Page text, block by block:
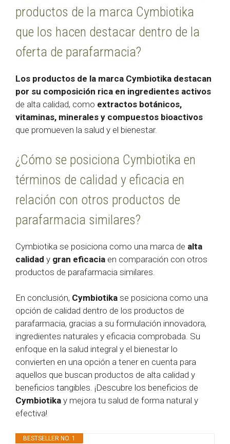
productos de la marca Cymbiotika
que los hacen destacar dentro de la
oferta de parafarmacia?
Los productos de la marca Cymbiotika destacan
por su composición rica en ingredientes activos
de alta calidad, como extractos botánicos,
vitaminas, minerales y compuestos bioactivos
que promueven la salud y el bienestar.
¿Cómo se posiciona Cymbiotika en
términos de calidad y eficacia en
relación con otros productos de
parafarmacia similares?
Cymbiotika se posiciona como una marca de alta
calidad y gran eficacia en comparación con otros
productos de parafarmacia similares.
En conclusión, Cymbiotika se posiciona como una
opción de calidad dentro de los productos de
parafarmacia, gracias a su formulación innovadora,
ingredientes naturales y eficacia comprobada. Su
enfoque en la salud integral y el bienestar lo
convierten en una opción a tener en cuenta para
aquellos que buscan productos de alta calidad y
beneficios tangibles. ¡Descubre los beneficios de
Cymbiotika y mejora tu salud de forma natural y
efectiva!
BESTSELLER NO. 1